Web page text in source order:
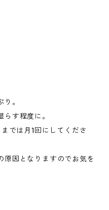
。
す程度に。
では月1回にしてくださ
因となりますのでお気を